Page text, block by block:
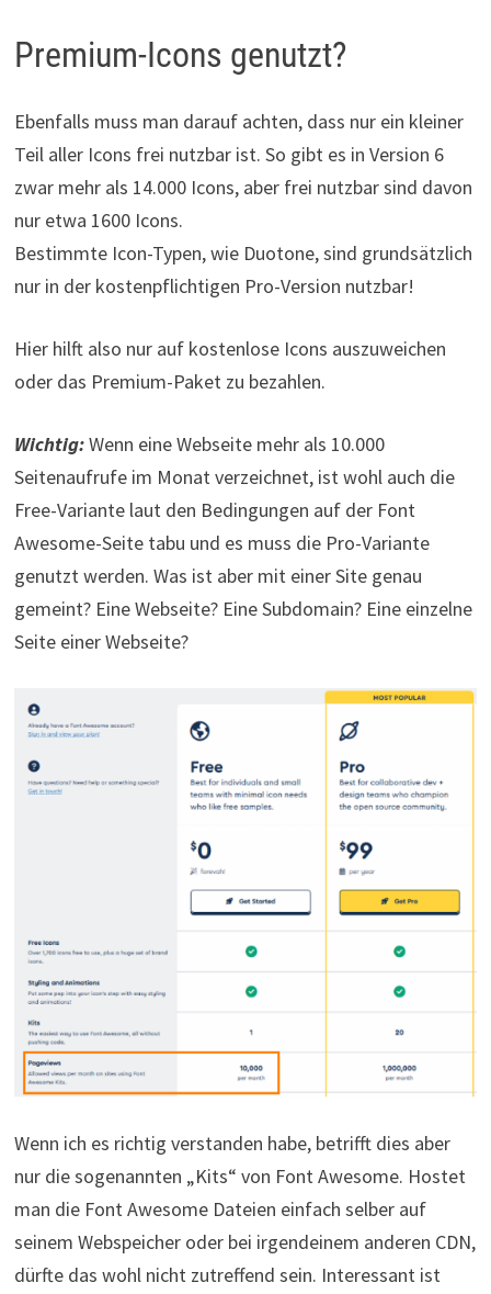
Premium-Icons genutzt?
Ebenfalls muss man darauf achten, dass nur ein kleiner
Teil aller Icons frei nutzbar ist. So gibt es in Version 6
zwar mehr als 14.000 Icons, aber frei nutzbar sind davon
nur etwa 1600 Icons.
Bestimmte Icon-Typen, wie Duotone, sind grundsätzlich
nur in der kostenpflichtigen Pro-Version nutzbar!
Hier hilft also nur auf kostenlose Icons auszuweichen
oder das Premium-Paket zu bezahlen.
Wichtig:Wenn eine Webseite mehr als 10.000
Seitenaufrufe im Monat verzeichnet, ist wohl auch die
Free-Variante laut den Bedingungen auf der Font
Awesome-Seite tabu und es muss die Pro-Variante
genutzt werden. Was ist aber mit einer Site genau
gemeint? Eine Webseite? Eine Subdomain? Eine einzelne
Seite einer Webseite?
Wenn ich es richtig verstanden habe, betrifft dies aber
nur die sogenannten „Kits“ von Font Awesome. Hostet
man die Font Awesome Dateien einfach selber auf
seinem Webspeicher oder bei irgendeinem anderen CDN,
dürfte das wohl nicht zutreffend sein. Interessant ist